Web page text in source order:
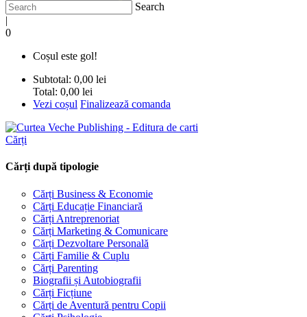
Search
|
0
Coșul este gol!
Subtotal: 0,00 lei
Total: 0,00 lei
Vezi coșul Finalizează comanda
Cărți
Cărți după tipologie
Cărți Business & Economie
Cărți Educație Financiară
Cărți Antreprenoriat
Cărți Marketing & Comunicare
Cărți Dezvoltare Personală
Cărți Familie & Cuplu
Cărți Parenting
Biografii și Autobiografii
Cărți Ficțiune
Cărți de Aventură pentru Copii